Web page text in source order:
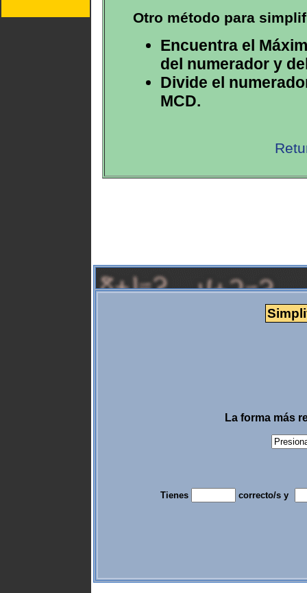
Otro método para
Encuentra el
del numerador y
Divide el
MCD.
La forma más
Tienes correcto/s y